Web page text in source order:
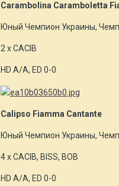
Carambolina Caramboletta
Юный Чемпион Украины,
2 х CACIB
HD A/A, ED 0-0
Calipso Fiamma Cantante
Юный Чемпион Украины,
4 x CACIB, BISS, BOB
HD A/A, ED 0-0